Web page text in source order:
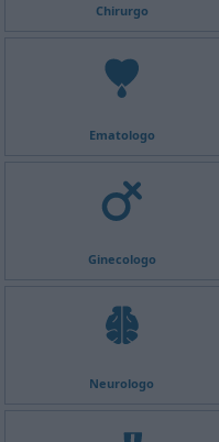
Chirurgo
Ematologo
Ginecologo
Neurologo